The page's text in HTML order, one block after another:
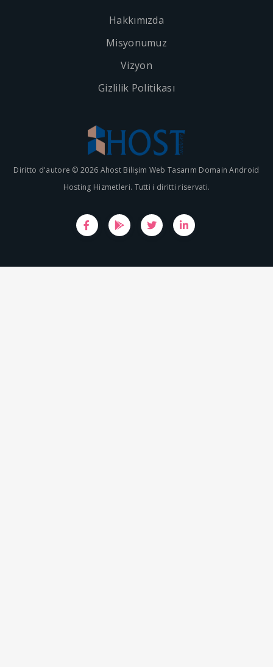
Hakkımızda
Misyonumuz
Vizyon
Gizlilik Politikası
Diritto d'autore © 2026 Ahost Bilişim Web Tasarım Domain Android
Hosting Hizmetleri. Tutti i diritti riservati.